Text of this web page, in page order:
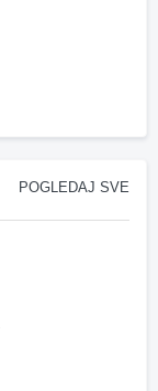
POGLEDAJ SVE